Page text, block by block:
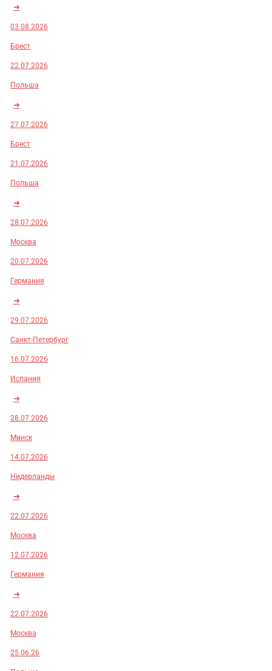
➜
03.08.2026
Брест
22.07.2026
Польша
➜
27.07.2026
Брест
21.07.2026
Польша
➜
28.07.2026
Москва
20.07.2026
Германия
➜
29.07.2026
Санкт-Петербург
16.07.2026
Испания
➜
28.07.2026
Минск
14.07.2026
Нидерланды
➜
22.07.2026
Москва
12.07.2026
Германия
➜
22.07.2026
Москва
25.06.26